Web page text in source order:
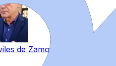
de Zamora estamos